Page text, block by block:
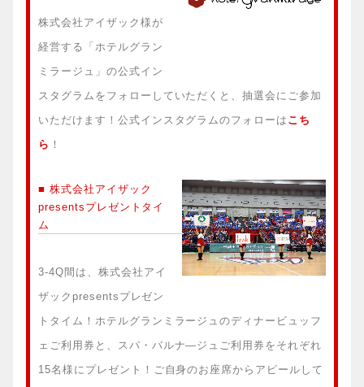
株式会社アイザック様が
経営する「ホテルグラン
ミラージュ」の公式イン
スタグラムをフォローしていただくと、抽選会にご参加
いただけます！公式インスタグラムのフォローは こち
ら ！
■ 株式会社アイザック
presentsプレゼントタイ
ム
3-4Q間は、株式会社アイ
ザックpresentsプレゼン
トタイム！ホテルグランミラージュのディナービュッフ
ェご利用券と、スパ・バルナ―ジュご利用券をそれぞれ
15名様にプレゼント！ご自身のお座席からアピールして